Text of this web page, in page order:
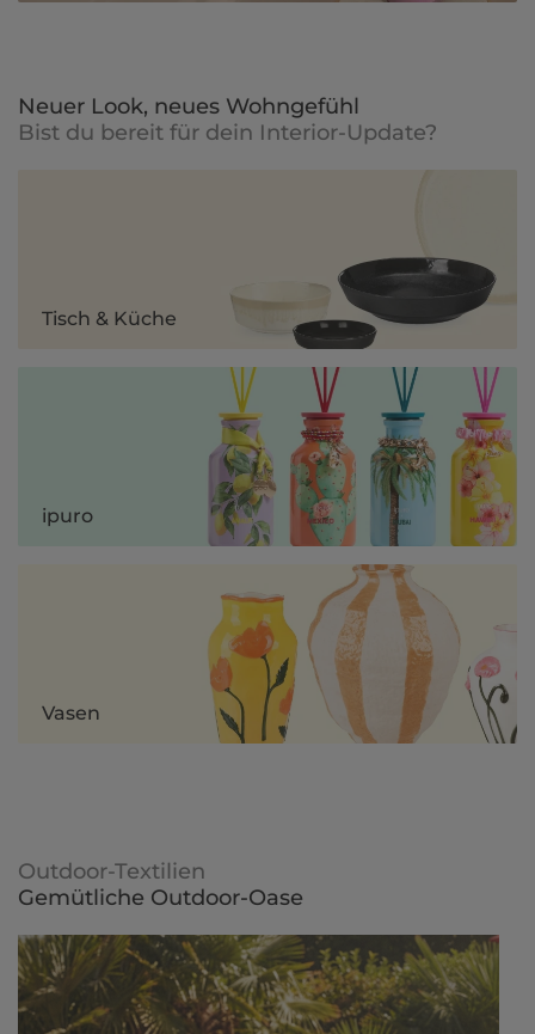
Neuer Look, neues Wohngefühl
Bist du bereit für dein Interior-Update?
Tisch & Küche
ipuro
Vasen
Outdoor-Textilien
Gemütliche Outdoor-Oase